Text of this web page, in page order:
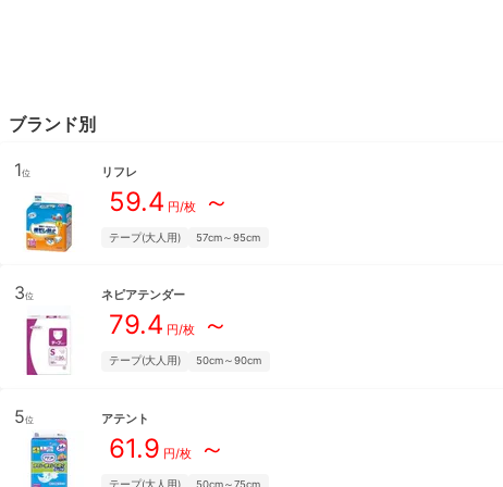
ブランド別
1位 リフレ
59.4 円/枚～
テープ(大人用) 57cm～95cm
3位 ネピアテンダー
79.4 円/枚～
テープ(大人用) 50cm～90cm
5位 アテント
61.9 円/枚～
テープ(大人用) 50cm～75cm